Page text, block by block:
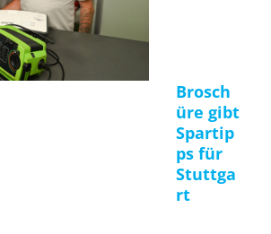
Brosch
üre gibt
Spartip
ps für
Stuttga
rt